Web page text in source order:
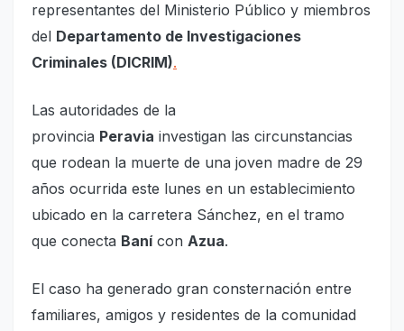
representantes del Ministerio Público y miembros
del Departamento de Investigaciones
Criminales (DICRIM).
Las autoridades de la
provincia Peravia investigan las circunstancias
que rodean la muerte de una joven madre de 29
años ocurrida este lunes en un establecimiento
ubicado en la carretera Sánchez, en el tramo
que conecta Banícon Azua.
El caso ha generado gran consternación entre
familiares, amigos y residentes de la comunidad